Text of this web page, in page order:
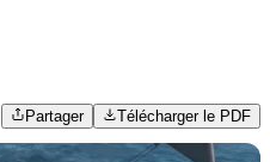
Partager Télécharger le PDF